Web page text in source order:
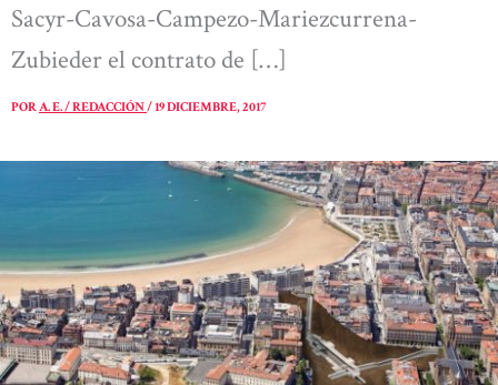
Sacyr-Cavosa-Campezo-Mariezcurrena-
Zubieder el contrato de […]
PORA. E. / REDACCIÓN/19 DICIEMBRE, 2017